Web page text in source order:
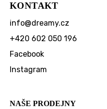
KONTAKT
info@dreamy.cz
+420 602 050 196
Facebook
Instagram
NAŠE PRODEJNY